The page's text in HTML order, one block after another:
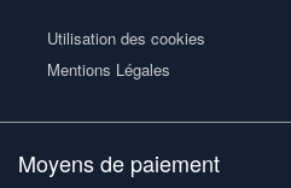
Utilisation des cookies
Mentions Légales
Moyens de paiement